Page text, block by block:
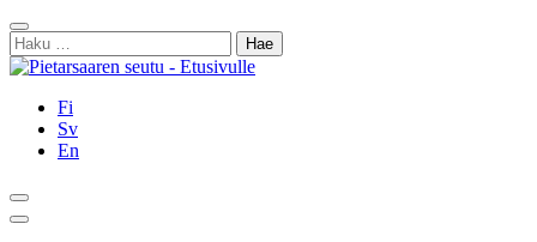
Siirry
sisältöön
Sulje
Haku:
Fi
Sv
En
Hae
Päävalikko